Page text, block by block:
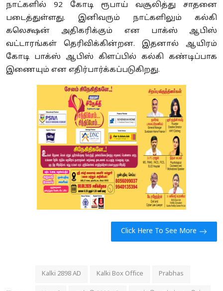
நாட்களில் 92 கோடி ரூபாய் வசூலித்து சாதனை
படைத்துள்ளது. இனிவரும் நாட்களிலும் கல்கி
கலெக்ஷன் அதிகரிக்கும் என பாக்ஸ் ஆபிஸ்
வட்டாரங்கள் தெரிவிக்கின்றன. இதனால் ஆயிரம்
கோடி பாக்ஸ் ஆபிஸ் கிளப்பில் கல்கி கண்டிப்பாக
இணையும் என எதிர்பார்க்கப்படுகிறது.
Click Here To See More
Kalki 2898 AD Kalki Box Office Prabhas